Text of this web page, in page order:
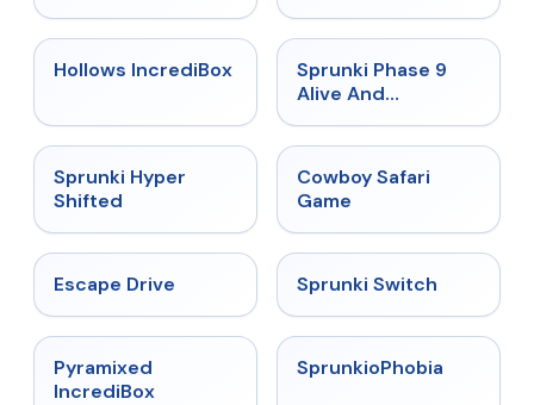
★ 4.3
Hollows IncrediBox ★
Sprunki Phase 9
Alive And
Sprunki Hyper
Shifted
Cowboy Safari
Game
Escape Drive ★
Sprunki Switch
Pyramixed
IncrediBox
★
SprunkioPhobia